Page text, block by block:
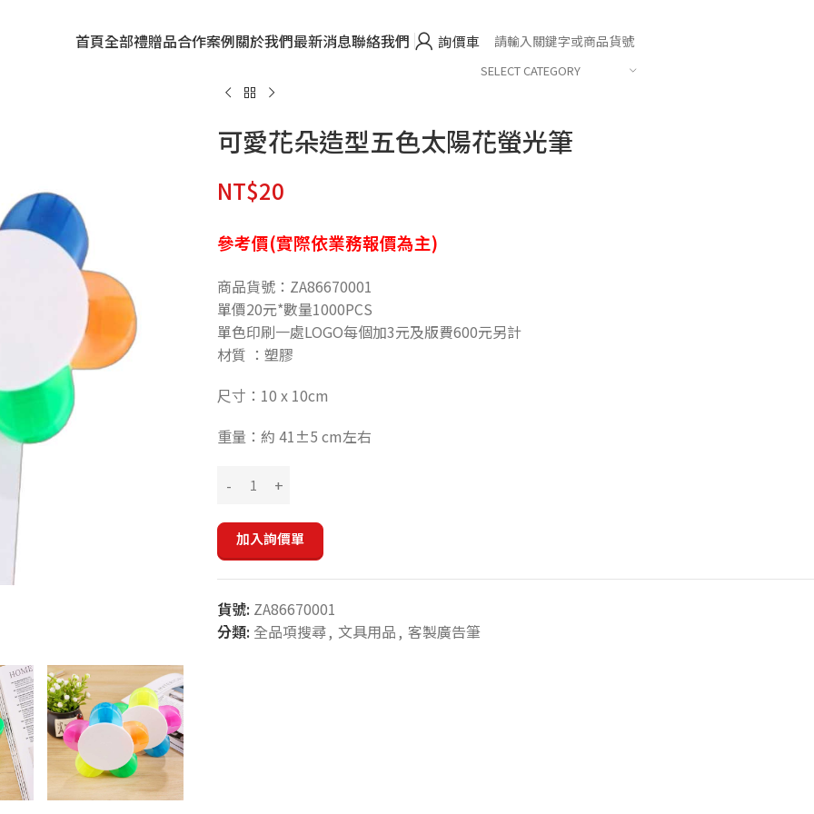
首頁全部禮贈品合作案例關於我們最新消息聯絡我們 詢價車
SELECT CATEGORY
可愛花朵造型五色太陽花螢光筆
NT$20
參考價(實際依業務報價為主)
商品貨號：ZA86670001
單價20元*數量1000PCS
單色印刷一處LOGO每個加3元及版費600元另計
材質 ：塑膠
尺寸：10 x 10cm
重量：約 41±5 cm左右
加入詢價單
貨號: ZA86670001
分類: 全品項搜尋, 文具用品 , 客製廣告筆